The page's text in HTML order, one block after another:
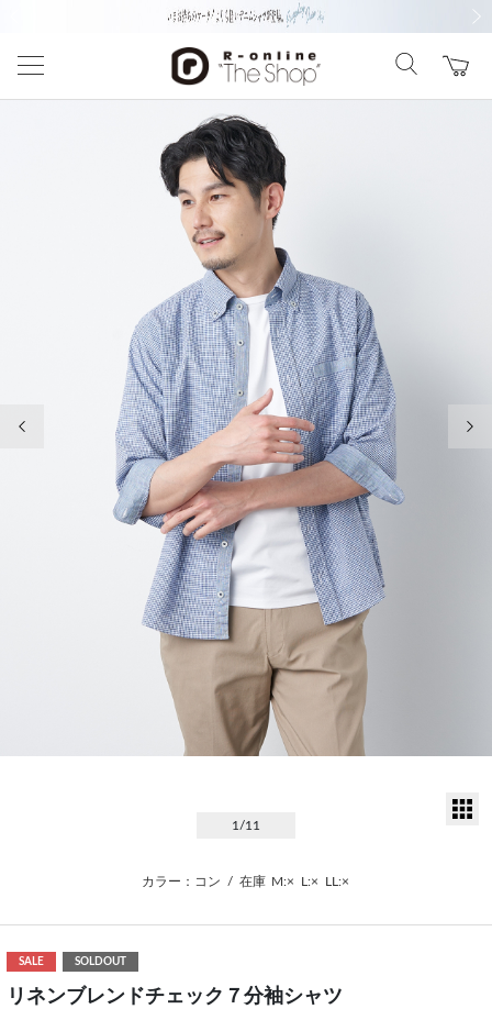
1 /11
カラー：コン / 在庫 M:× L:× LL:×
SALE SOLDOUT
リネンブレンドチェック７分袖シャツ